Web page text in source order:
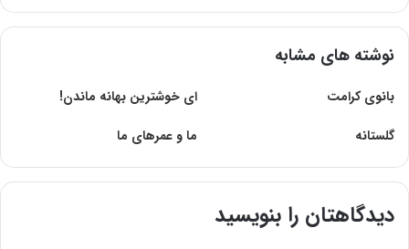
نوشته های مشابه
بانوی کرامت
اى خوشترین بهانه ماندن!
گلستانه
ما و عمرهاى ما
دیدگاهتان را بنویسید